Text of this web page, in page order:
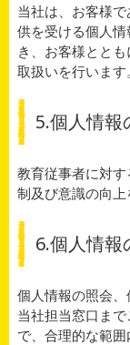
当社は、お客様
供を受ける個人
き、お客様とと
取扱いを行います。
5.個人情報
教育従事者に対
制及び意識の向上
6.個人情報
個人情報の照会、
当社担当窓口ま
で、合理的な範囲